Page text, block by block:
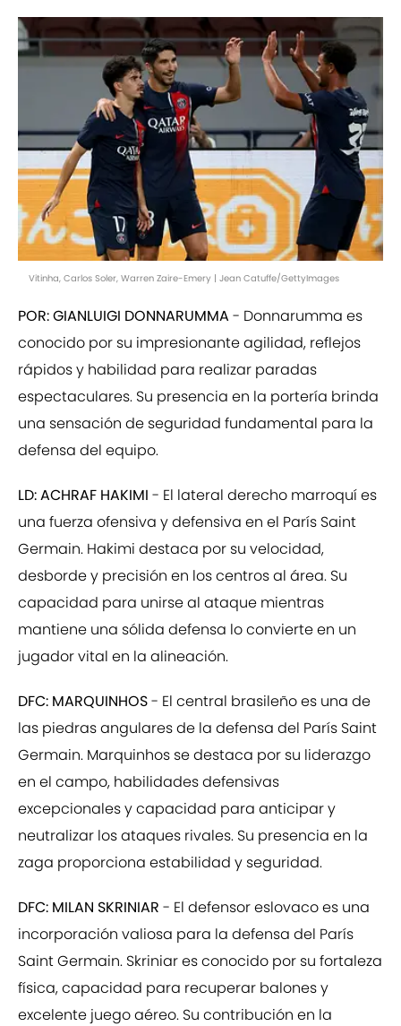
Vitinha, Carlos Soler, Warren Zaire-Emery | Jean Catuffe/GettyImages
POR: GIANLUIGI DONNARUMMA - Donnarumma es
conocido por su impresionante agilidad, reflejos
rápidos y habilidad para realizar paradas
espectaculares. Su presencia en la portería brinda
una sensación de seguridad fundamental para la
defensa del equipo.
LD: ACHRAF HAKIMI - El lateral derecho marroquí es
una fuerza ofensiva y defensiva en el París Saint
Germain. Hakimi destaca por su velocidad,
desborde y precisión en los centros al área. Su
capacidad para unirse al ataque mientras
mantiene una sólida defensa lo convierte en un
jugador vital en la alineación.
DFC: MARQUINHOS- El central brasileño es una de
las piedras angulares de la defensa del París Saint
Germain. Marquinhos se destaca por su liderazgo
en el campo, habilidades defensivas
excepcionales y capacidad para anticipar y
neutralizar los ataques rivales. Su presencia en la
zaga proporciona estabilidad y seguridad.
DFC: MILAN SKRINIAR - El defensor eslovaco es una
incorporación valiosa para la defensa del París
Saint Germain. Skriniar es conocido por su fortaleza
física, capacidad para recuperar balones y
excelente juego aéreo. Su contribución en la